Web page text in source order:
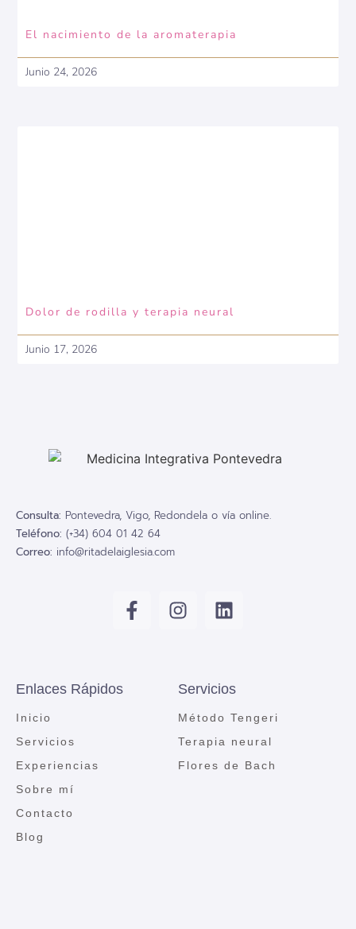
El nacimiento de la aromaterapia
Junio 24, 2026
Dolor de rodilla y terapia neural
Junio 17, 2026
Consulta: Pontevedra, Vigo, Redondela o vía online.
Teléfono: (+34) 604 01 42 64
Correo: info@ritadelaiglesia.com
Enlaces Rápidos
Inicio
Servicios
Experiencias
Sobre mí
Contacto
Blog
Servicios
Método Tengeri
Terapia neural
Flores de Bach